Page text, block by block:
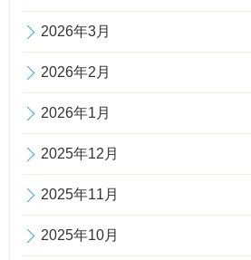
2026年3月
2026年2月
2026年1月
2025年12月
2025年11月
2025年10月